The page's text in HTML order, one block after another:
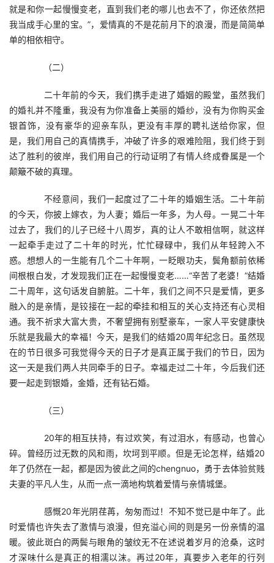
就是和你一起慢慢变老，直到我们老的哪儿也去不了，你还依然把
我当成手心里的宝。”，爱情真的不是花前月下的浪漫，而是简简单
单的相依相守。
（二）
二十年前的今天，我们携手走进了婚姻的殿堂，虽然我们
的婚礼并不隆重，我没有为你准备上美丽的婚纱，没有为你购买金
银首饰，没有豪华的迎亲车队，更没有丰厚的聘礼送给你家，但
是，我们用自己的真情携手，冲破了许多的艰难险阻，我们终于到
达了胜利的彼岸，我们用自己的行动证明了有情人终成眷属是一个
颠簸不破的真理。
不经意间，我们一起度过了二十年的婚姻生活。二十年前
的今天，你披上嫁衣，为人妻；婚后一年多，为人母。一晃二十年
过去了，我们的儿子已经十八周岁，真的让人不敢相信啊，就这样
一起牵手走过了二十年的时光，忙忙碌碌中，我们从年轻跨入不
惑。想想人的一生能有几个二十年啊，一眨眼功夫，鬓角额前依稀
间根根白发，才发现我们正在一起慢慢变老……“辛苦了老婆！”结婚
二十周年，这句话发自腑脏。二十年，我们之间不只是爱情，更多
融入的是亲情，是铰接在一起的牵挂和相互的关心支持还有心灵相
通。我不祈求大富大贵，不奢望拥有别墅豪车，一家人平安健康快
乐就是我最大的幸福！今天，是我们的结婚20周年纪念日。虽然现
在的节日很多可我觉得今天的日子才是真正属于我们的节日，因为
这一天是我们两人共同牵手的日子。幸福走过二十年，今后我们还
要一起走到银婚，金婚，还有钻石婚。
（三）
20年的相互扶持，有过欢笑，有过泪水，有感动，也曾心
碎。曾经历过无数的风和雨，坎坷到平顺。但是无论怎样，结婚20
年了仍然在一起，都是因为彼此之间的chengnuo，勇于去体验贫贱
夫妻的平凡人生，从而一点一滴地构筑着爱情与亲情城堡。
感慨20年光阴荏苒，匆匆而过！不知不觉已是中年了。此
时爱情也许失去了激情与浪漫，但充溢心间的则是另一份亲情的温
暖。彼此斑白的两鬓与眼角的皱纹无不在述说着岁月的沧桑，这时
才深味什么是真正的相濡以沫。再过20年，真要步入老年的行列